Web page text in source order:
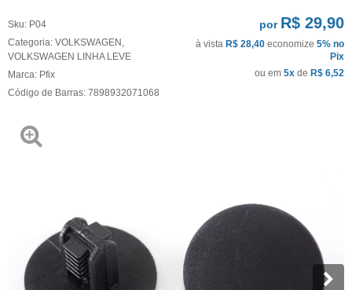
Sku: P04
Categoria: VOLKSWAGEN
VOLKSWAGEN LINHA LEVE
Marca: Pfix
Código de Barras: 7898932071068
por R$ 29,90
à vista R$ 28,40 economize 5% no
Pix
ou em 5x de R$ 6,52